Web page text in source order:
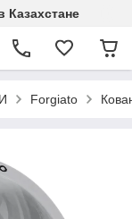
Казахстане
Forgiato